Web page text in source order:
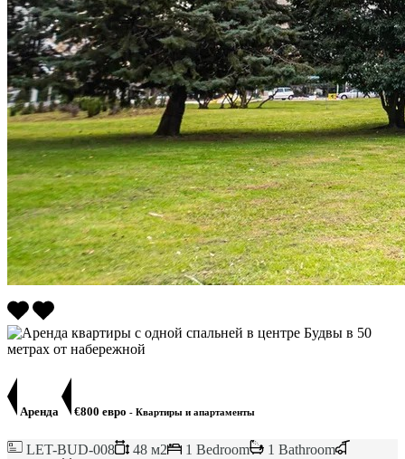
Аренда €800 евро - Квартиры и апартаменты
LET-BUD-008 48 м2 1 Bedroom
1 Bathroom